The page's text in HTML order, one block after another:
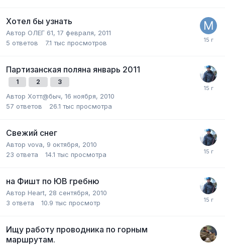
Хотел бы узнать
Автор ОЛЕГ 61, 17 февраля, 2011
5 ответов 7.1 тыс просмотров
Партизанская поляна январь 2011
1 2 3
Автор Хотт@быч, 16 ноября, 2010
57 ответов 26.1 тыс просмотра
Свежий снег
Автор vova, 9 октября, 2010
23 ответа 14.1 тыс просмотра
на Фишт по ЮВ гребню
Автор Heart, 28 сентября, 2010
3 ответа 10.9 тыс просмотр
Ищу работу проводника по горным
маршрутам.